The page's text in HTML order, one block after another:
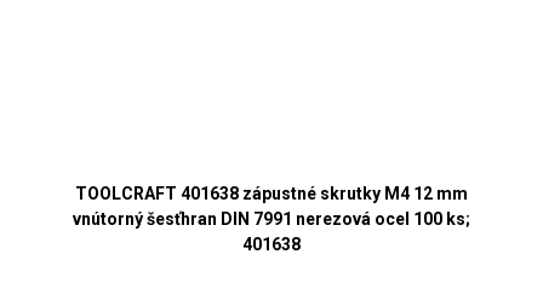
TOOLCRAFT 401638 zápustné skrutky M4 12 mm
vnútorný šesťhran DIN 7991 nerezová ocel 100 ks;
401638